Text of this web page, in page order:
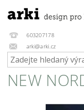
603207178
arki@arki.cz
NEW